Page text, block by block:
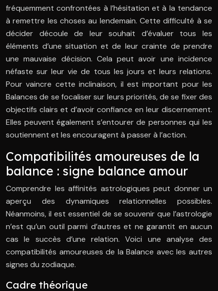
fréquemment confrontées à l’hésitation et à la tendance
à remettre les choses au lendemain. Cette difficulté à se
décider découle de leur souhait d’évaluer tous les
éléments d’une situation et de leur crainte de prendre
une mauvaise décision. Cela peut avoir une incidence
néfaste sur leur vie de tous les jours et leurs relations.
Pour vaincre cette inclinaison, il est important pour les
Balances de se focaliser sur leurs priorités, de se fixer des
objectifs clairs et d’avoir confiance en leur discernement.
Elles peuvent également s’entourer de personnes qui les
soutiennent et les encouragent à passer à l’action.
Compatibilités amoureuses de la
balance : signe balance amour
Comprendre les affinités astrologiques peut donner un
aperçu des dynamiques relationnelles possibles.
Néanmoins, il est essentiel de se souvenir que l’astrologie
n’est qu’un outil parmi d’autres et ne garantit en aucun
cas le succès d’une relation. Voici une analyse des
compatibilités amoureuses de la Balance avec les autres
signes du zodiaque.
Cadre théorique